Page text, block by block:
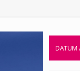
DATUM